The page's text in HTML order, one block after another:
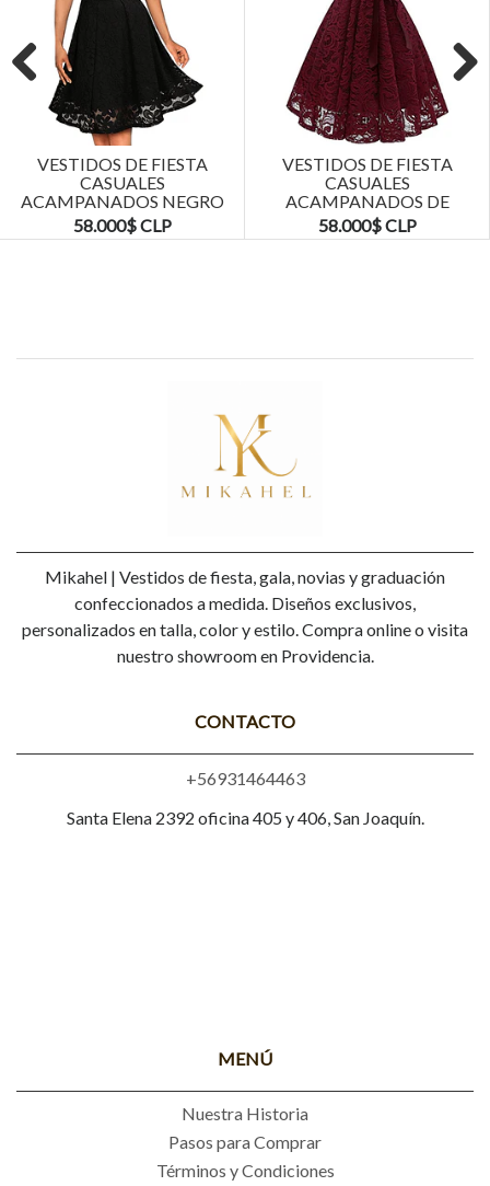
VESTIDOS DE FIESTA
CASUALES
ACAMPANADOS NEGRO
TALLAS PLUS KADRIHEL
58.000$ CLP
VESTIDOS DE FIESTA
CASUALES
ACAMPANADOS DE
ENCAJE TALLAS PLUS
KADRIHEL
58.000$ CLP
Previous Next
Mikahel | Vestidos de fiesta, gala, novias y graduación
confeccionados a medida. Diseños exclusivos,
personalizados en talla, color y estilo. Compra online o visita
nuestro showroom en Providencia.
CONTACTO
+56931464463
Santa Elena 2392 oficina 405 y 406, San Joaquín.
MENÚ
Nuestra Historia
Pasos para Comprar
Términos y Condiciones